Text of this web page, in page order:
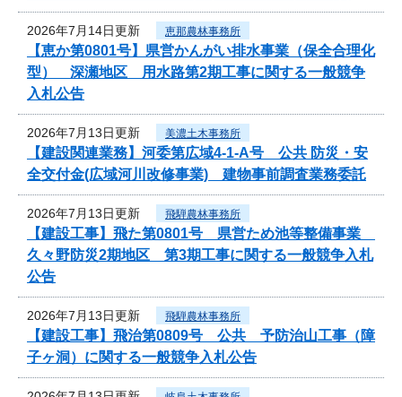
2026年7月14日更新 恵那農林事務所
【恵か第0801号】県営かんがい排水事業（保全合理化
型） 深瀬地区 用水路第2期工事に関する一般競争
入札公告
2026年7月13日更新 美濃土木事務所
【建設関連業務】河委第広域4-1-A号 公共 防災・安
全交付金(広域河川改修事業) 建物事前調査業務委託
2026年7月13日更新 飛騨農林事務所
【建設工事】飛た第0801号 県営ため池等整備事業
久々野防災2期地区 第3期工事に関する一般競争入札
公告
2026年7月13日更新 飛騨農林事務所
【建設工事】飛治第0809号 公共 予防治山工事（障
子ヶ洞）に関する一般競争入札公告